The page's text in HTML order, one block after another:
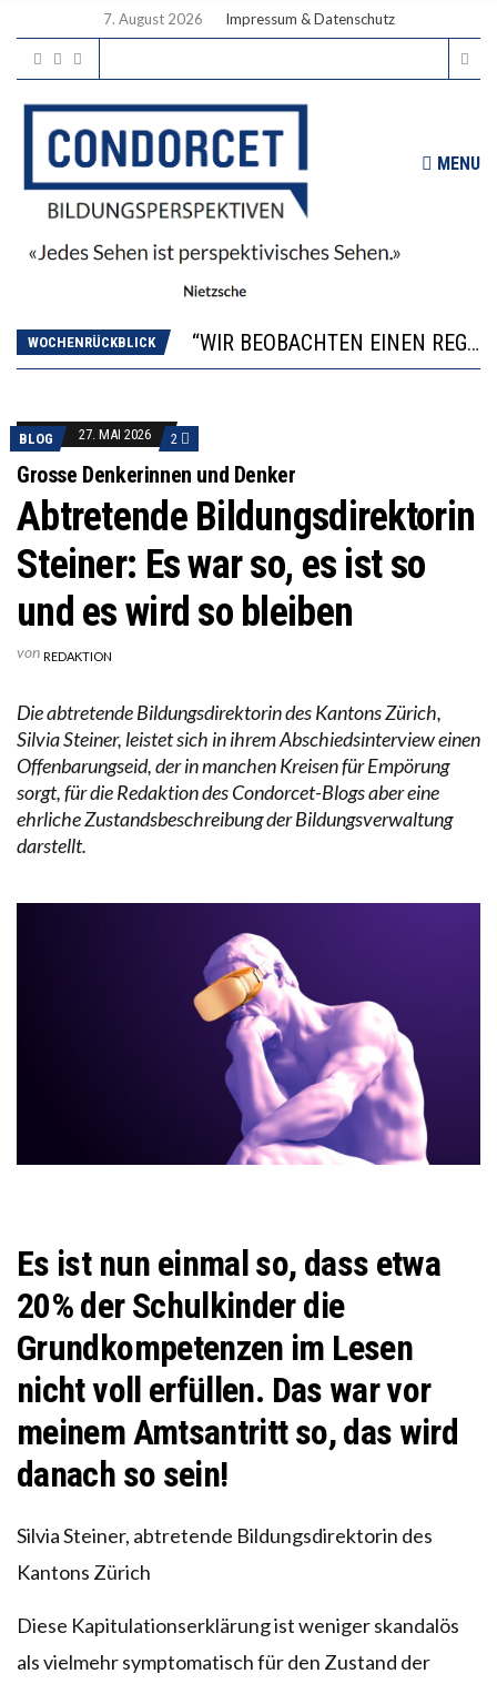
7. August 2026 Impressum & Datenschutz
MENU
WOCHENRÜCKBLICK
“WIR BEOBACHTEN EINEN REGELRECHTEN STURZFLUG BEI DEN LERNLEISTUNGEN”
DIE VERSTÄRKTE HARMONISIERUNG IM SCHULWESEN VERRINGERT DAS INNOVATIONSPOTENZIAL
BLOG 27. MAI 2026 2
Grosse Denkerinnen und Denker
Abtretende Bildungsdirektorin
Steiner: Es war so, es ist so
und es wird so bleiben
von REDAKTION
Die abtretende Bildungsdirektorin des Kantons Zürich,
Silvia Steiner, leistet sich in ihrem Abschiedsinterview einen
Offenbarungseid, der in manchen Kreisen für Empörung
sorgt, für die Redaktion des Condorcet-Blogs aber eine
ehrliche Zustandsbeschreibung der Bildungsverwaltung
darstellt.
Es ist nun einmal so, dass etwa
20% der Schulkinder die
Grundkompetenzen im Lesen
nicht voll erfüllen. Das war vor
meinem Amtsantritt so, das wird
danach so sein!
Silvia Steiner, abtretende Bildungsdirektorin des
Kantons Zürich
Diese Kapitulationserklärung ist weniger skandalös
als vielmehr symptomatisch für den Zustand der